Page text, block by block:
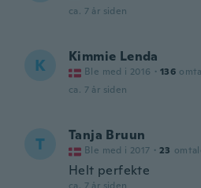
ca. 7 år siden
K Kimmie Lenda
Ble med i 2016 · 136
ca. 7 år siden
T Tanja Bruun
Ble med i 2017 · 23
Helt perfekte